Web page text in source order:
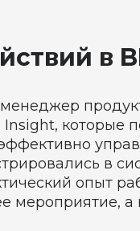
в
которые
в
опыт
мероприятие, а